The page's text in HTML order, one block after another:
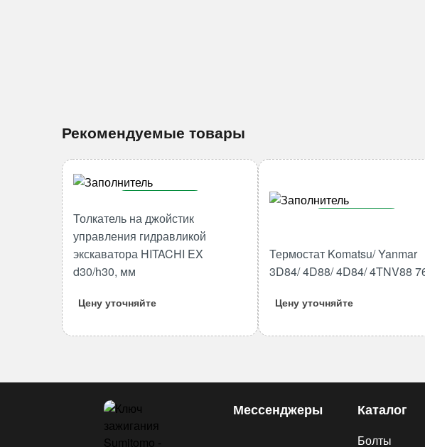
Рекомендуемые товары
Количество
товара
Толкатель
EX
Толкатель на джойстик
управления гидравликой
экскаватора HITACHI EX
d30/h30, мм
Цену уточняйте
Количество
товара
Термостат
4TNV88
Термостат Komatsu/ Yanmar
3D84/ 4D88/ 4D84/ 4TNV88
Цену уточняйте
Мессенджеры Каталог
Болты